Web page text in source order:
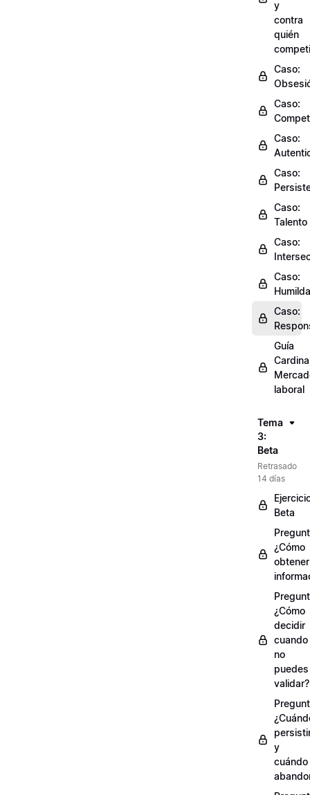
y
contra
quién
Caso:
Caso:
Caso:
Caso:
Caso:
Talento
Caso:
Caso:
Caso:
Guía
laboral
Tema
3:
Beta
Retrasado
14 días
Beta
¿Cómo
obtener
¿Cómo
decidir
cuando
no
puedes
validar?
y
cuándo